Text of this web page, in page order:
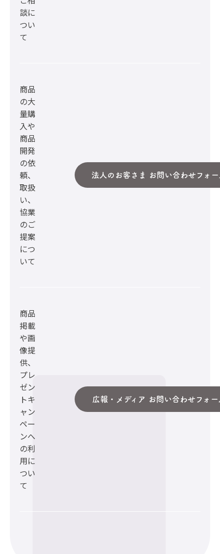
談に
つい
て
商品
の大
量購
入や
商品
開発
の依
頼、
取扱
い、
協業
のご
提案
につ
いて
法人のお客さま お問い合わせフォー
商品
掲載
や画
像提
供、
プレ
ゼン
トキ
ャン
ペー
ンへ
の利
用に
つい
て
広報・メディア お問い合わせフォー